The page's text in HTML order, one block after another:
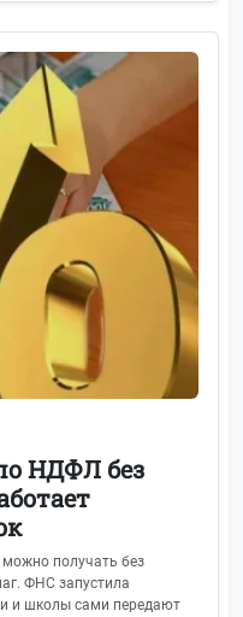
НДФЛ без
получать без
ФНС запустила
и школы сами передают